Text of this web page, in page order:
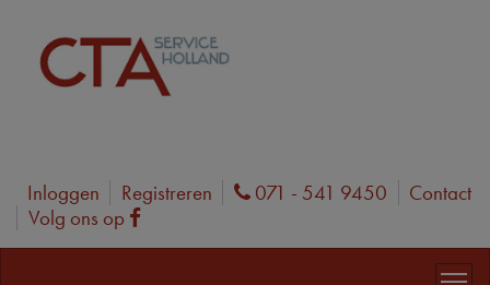
Inloggen Registreren Phone
071 - 541 9450
Contact
Volg ons op
Facebook